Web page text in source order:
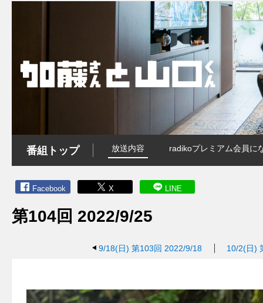
番組トップ 放送内容 radikoプレミアム会員に
Facebook X LINE
第104回 2022/9/25
9/18(日) 第103回 2022/9/18 10/2(日)